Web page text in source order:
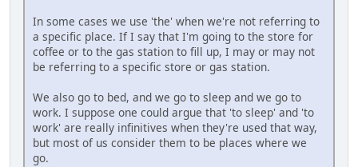
In some cases we use 'the' when we're not referring to
a specific place. If I say that I'm going to the store for
coffee or to the gas station to fill up, I may or may not
be referring to a specific store or gas station.
We also go to bed, and we go to sleep and we go to
work. I suppose one could argue that 'to sleep' and 'to
work' are really infinitives when they're used that way,
but most of us consider them to be places where we
go.